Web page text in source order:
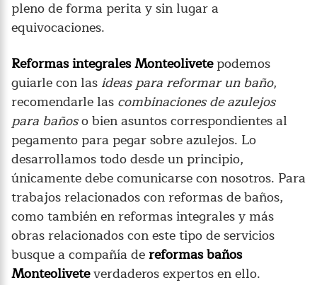
pleno de forma perita y sin lugar a
equivocaciones.
Reformas integrales Monteolivetepodemos
guiarle con las ideas para reformar un baño,
recomendarle las combinaciones de azulejos
para bañoso bien asuntos correspondientes al
pegamento para pegar sobre azulejos. Lo
desarrollamos todo desde un principio,
únicamente debe comunicarse con nosotros. Para
trabajos relacionados con reformas de baños,
como también en reformas integrales y más
obras relacionados con este tipo de servicios
busque a compañía dereformas baños
Monteoliveteverdaderos expertos en ello.